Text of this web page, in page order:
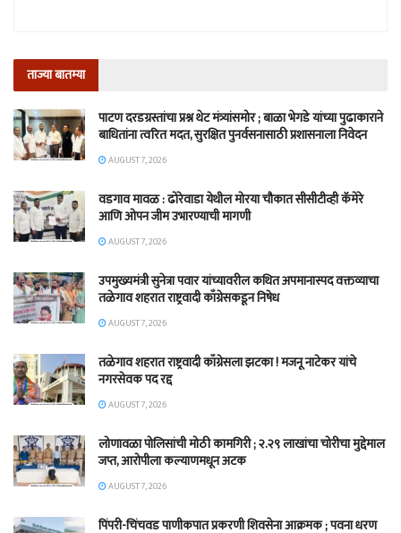
ताज्या बातम्या
पाटण दरडग्रस्तांचा प्रश्न थेट मंत्र्यांसमोर ; बाळा भेगडे यांच्या पुढाकाराने
बाधितांना त्वरित मदत, सुरक्षित पुनर्वसनासाठी प्रशासनाला निवेदन
AUGUST 7, 2026
वडगाव मावळ : ढोरेवाडा येथील मोरया चौकात सीसीटीव्ही कॅमेरे
आणि ओपन जीम उभारण्याची मागणी
AUGUST 7, 2026
उपमुख्यमंत्री सुनेत्रा पवार यांच्यावरील कथित अपमानास्पद वक्तव्याचा
तळेगाव शहरात राष्ट्रवादी काँग्रेसकडून निषेध
AUGUST 7, 2026
तळेगाव शहरात राष्ट्रवादी काँग्रेसला झटका ! मजनू नाटेकर यांचे
नगरसेवक पद रद्द
AUGUST 7, 2026
लोणावळा पोलिसांची मोठी कामगिरी ; २.२९ लाखांचा चोरीचा मुद्देमाल
जप्त, आरोपीला कल्याणमधून अटक
AUGUST 7, 2026
पिंपरी-चिंचवड पाणीकपात प्रकरणी शिवसेना आक्रमक ; पवना धरण